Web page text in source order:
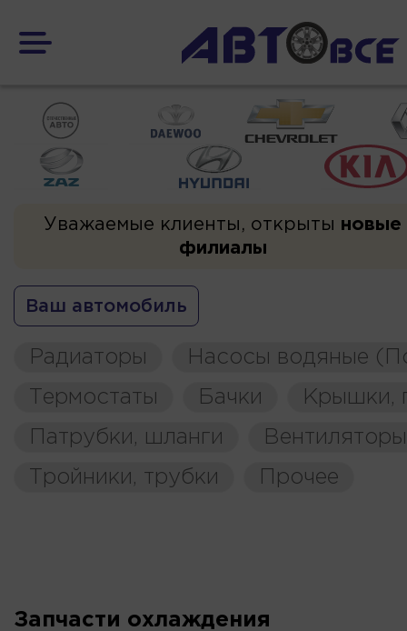
Уважаемые клиенты, открыты новые
филиалы
Ваш автомобиль
Радиаторы
Насосы водяные
Термостаты
Бачки
Крышки,
Патрубки, шланги
Тройники, трубки
Прочее
Запчасти охлаждения